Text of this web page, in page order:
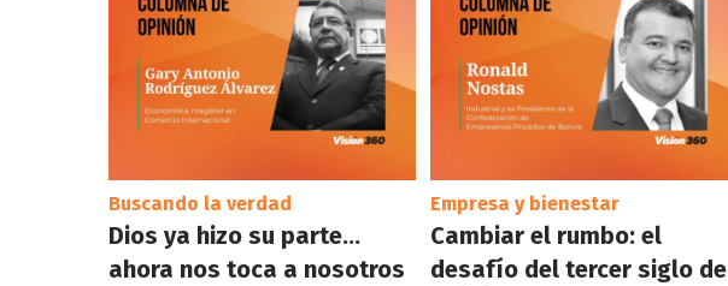
Buscando la verdad
Dios ya hizo su parte…
ahora nos toca a nosotros
Empresa y bienestar
Cambiar el rumbo: el
desafío del tercer siglo de